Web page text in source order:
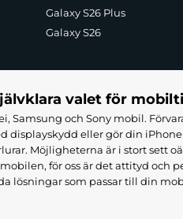
Galaxy S26 Plus
Galaxy S26
valet för
Samsung och Sony mobil.
displayskydd eller gör din
Möjligheterna är i stort sett
för oss är det attityd och
lösningar som passar till din